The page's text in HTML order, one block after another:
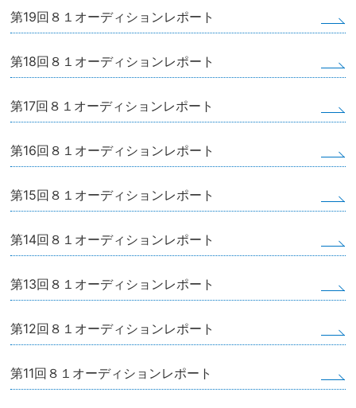
第19回８１オーディションレポート
第18回８１オーディションレポート
第17回８１オーディションレポート
第16回８１オーディションレポート
第15回８１オーディションレポート
第14回８１オーディションレポート
第13回８１オーディションレポート
第12回８１オーディションレポート
第11回８１オーディションレポート